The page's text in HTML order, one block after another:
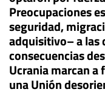
Preocupaciones
seguridad,
adquisitivo– a las
consecuencias
Ucrania marcan
una Unión